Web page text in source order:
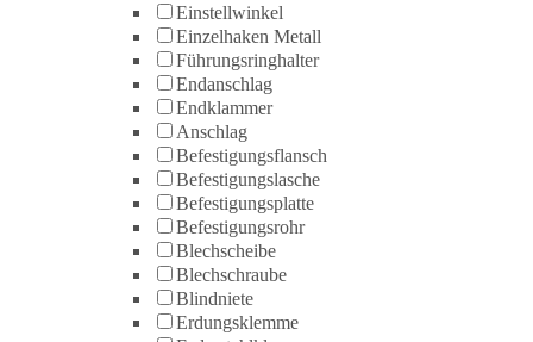
Einstellwinkel
Einzelhaken Metall
Führungsringhalter
Endanschlag
Endklammer
Anschlag
Befestigungsflansch
Befestigungslasche
Befestigungsplatte
Befestigungsrohr
Blechscheibe
Blechschraube
Blindniete
Erdungsklemme